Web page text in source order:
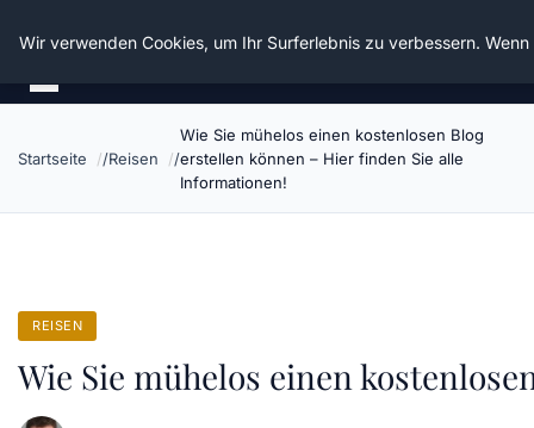
Die Schnitter
Startseite Reisen
Wie Sie mühelos einen kostenlosen Blog
erstellen können – Hier finden Sie alle
Informationen!
REISEN
Wie Sie mühelos einen
Wir verwenden Cookies, um Ihr Surferlebnis zu verbessern.